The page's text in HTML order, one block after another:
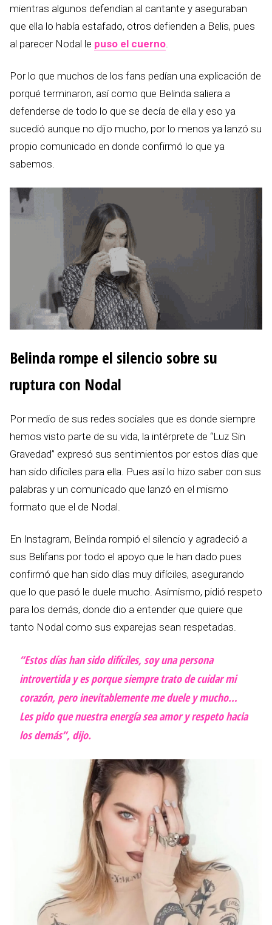
mientras algunos defendían al cantante y aseguraban
que ella lo había estafado, otros defienden a Belis, pues
al parecer Nodal le puso el cuerno.
Por lo que muchos de los fans pedían una explicación de
porqué terminaron, así como que Belinda saliera a
defenderse de todo lo que se decía de ella y eso ya
sucedió aunque no dijo mucho, por lo menos ya lanzó su
propio comunicado en donde confirmó lo que ya
sabemos.
Belinda rompe el silencio sobre su
ruptura con Nodal
Por medio de sus redes sociales que es donde siempre
hemos visto parte de su vida, la intérprete de “Luz Sin
Gravedad” expresó sus sentimientos por estos días que
han sido difíciles para ella. Pues así lo hizo saber con sus
palabras y un comunicado que lanzó en el mismo
formato que el de Nodal.
En Instagram, Belinda rompió el silencio y agradeció a
sus Belifans por todo el apoyo que le han dado pues
confirmó que han sido días muy difíciles, asegurando
que lo que pasó le duele mucho. Asimismo, pidió respeto
para los demás, donde dio a entender que quiere que
tanto Nodal como sus exparejas sean respetadas.
“Estos días han sido difíciles, soy una persona
introvertida y es porque siempre trato de cuidar mi
corazón, pero inevitablemente me duele y mucho…
Les pido que nuestra energía sea amor y respeto hacia
los demás”, dijo.